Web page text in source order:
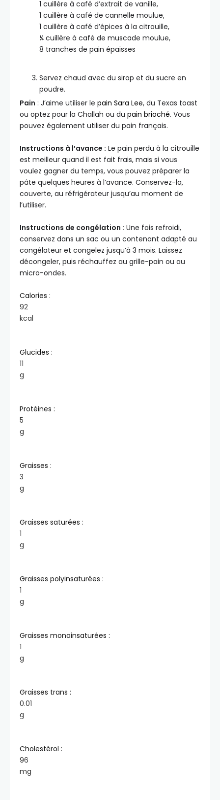
1 cuillère à café d’extrait de vanille,
1 cuillère à café de cannelle moulue,
1 cuillère à café d’épices à la citrouille,
¼ cuillère à café de muscade moulue,
8 tranches de pain épaisses
Servez chaud avec du sirop et du sucre en
poudre.
Pain : J’aime utiliser le pain Sara Lee, du Texas toast
ou optez pour la Challah ou du pain brioché. Vous
pouvez également utiliser du pain français.
Instructions à l’avance : Le pain perdu à la citrouille
est meilleur quand il est fait frais, mais si vous
voulez gagner du temps, vous pouvez préparer la
pâte quelques heures à l’avance. Conservez-la,
couverte, au réfrigérateur jusqu’au moment de
l’utiliser.
Instructions de congélation : Une fois refroidi,
conservez dans un sac ou un contenant adapté au
congélateur et congelez jusqu’à 3 mois. Laissez
décongeler, puis réchauffez au grille-pain ou au
micro-ondes.
Calories :
92
kcal
Glucides :
11
g
Protéines :
5
g
Graisses :
3
g
Graisses saturées :
1
g
Graisses polyinsaturées :
1
g
Graisses monoinsaturées :
1
g
Graisses trans :
0.01
g
Cholestérol :
96
mg